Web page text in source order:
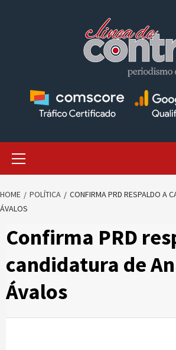
HOME POLÍTICA
CONFIRMA PRD RESPALDO A
ÁVALOS
Confirma PRD
candidatura de
Ávalos